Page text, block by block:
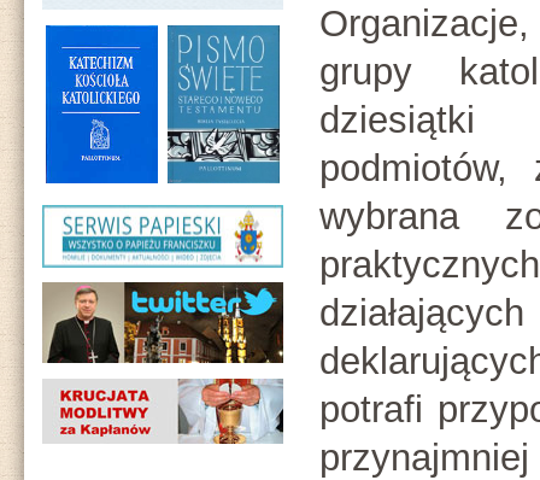
grupy
wybrana
potrafi